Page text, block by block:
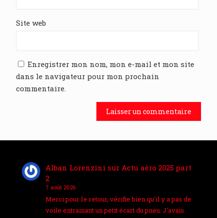
Site web
Enregistrer mon nom, mon e-mail et mon site
dans le navigateur pour mon prochain
commentaire.
Alban Lorenzini sur Actu aéro 2025 part
2
7 août 2026
Merci pour le retour, vérifie bien qu'il y a pas de
voile entrainant un petit écart du pneu. J'avais